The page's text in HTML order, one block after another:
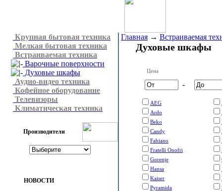
Крупная бытовая техника
Мелкая бытовая техника
Встраиваемая техника
Варочные поверхности
Духовые шкафы
Аудио-видео техника
Кофейное оборудование
Телевизоры
Климатическая техника
Производители
НОВОСТИ
Главная → Встраиваемая
Духовые шкафы
Цена
-
AEG
Ardo
Beko
Candy
Fabiano
Fratelli Onofri
Gorenje
Hansa
Kaiser
Pyramida